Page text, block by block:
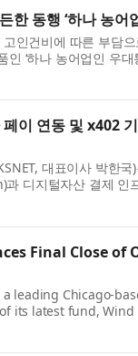
동행 ‘하나 농어
인건비에 따른 부담
‘하나 농어업인 우대
에 육박하고 있는 상
이 연동 및 x402
대표이사 박한
디지털자산 결제 인
고 밝혔다. 양사는 이
Final Close of
a leading Chicago-
its latest fund, Wind
and